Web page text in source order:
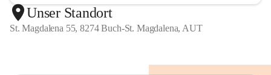
Unser Standort
St. Magdalena 55, 8274 Buch-St. Magdalena, AUT